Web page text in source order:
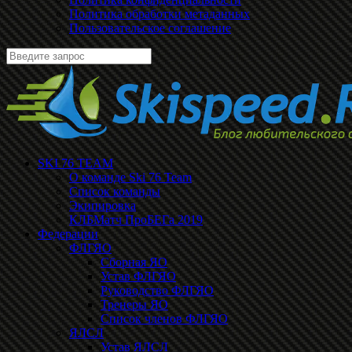
Политика обработки метаданных
Пользовательское соглашение
SKI 76 TEAM
О команде Ski 76 Team
Список команды
Экипировка
КЛБМатч ПроБЕГа 2019
Федерации
ФЛГЯО
Сборная ЯО
Устав ФЛГЯО
Руководство ФЛГЯО
Тренеры ЯО
Список членов ФЛГЯО
ЯЛСЛ
Устав ЯЛСЛ